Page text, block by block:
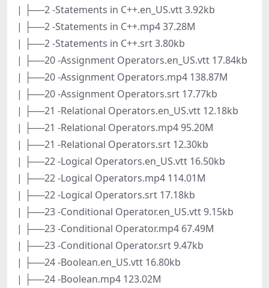
| ├──2 -Statements in C++.en_US.vtt 3.92kb
| ├──2 -Statements in C++.mp4 37.28M
| ├──2 -Statements in C++.srt 3.80kb
| ├──20 -Assignment Operators.en_US.vtt 17.84kb
| ├──20 -Assignment Operators.mp4 138.87M
| ├──20 -Assignment Operators.srt 17.77kb
| ├──21 -Relational Operators.en_US.vtt 12.18kb
| ├──21 -Relational Operators.mp4 95.20M
| ├──21 -Relational Operators.srt 12.30kb
| ├──22 -Logical Operators.en_US.vtt 16.50kb
| ├──22 -Logical Operators.mp4 114.01M
| ├──22 -Logical Operators.srt 17.18kb
| ├──23 -Conditional Operator.en_US.vtt 9.15kb
| ├──23 -Conditional Operator.mp4 67.49M
| ├──23 -Conditional Operator.srt 9.47kb
| ├──24 -Boolean.en_US.vtt 16.80kb
| ├──24 -Boolean.mp4 123.02M